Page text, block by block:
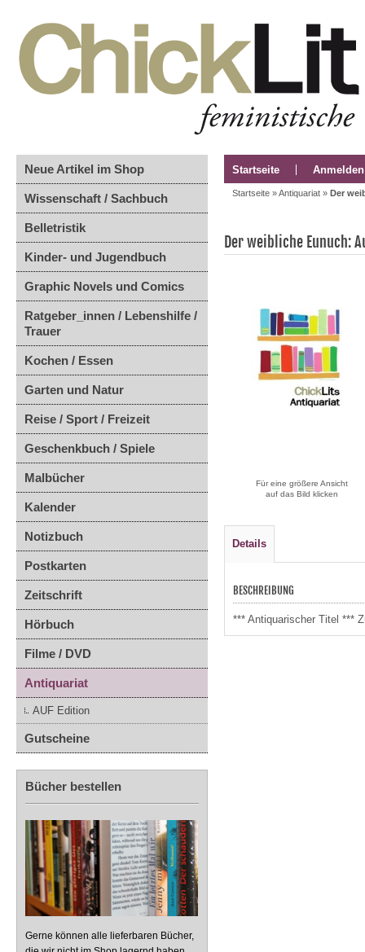
Neue Artikel im Shop
Wissenschaft / Sachbuch
Belletristik
Kinder- und Jugendbuch
Graphic Novels und Comics
Ratgeber_innen / Lebenshilfe /
Trauer
Kochen / Essen
Garten und Natur
Reise / Sport / Freizeit
Geschenkbuch / Spiele
Malbücher
Kalender
Notizbuch
Postkarten
Zeitschrift
Hörbuch
Filme / DVD
Antiquariat
AUF Edition
Gutscheine
Bücher bestellen
Gerne können alle lieferbaren Bücher,
Startseite Anmelden
Startseite »Antiquariat » Der
Der weibliche Eunuch:
Für eine größere Ansicht
auf das Bild klicken
Details
BESCHREIBUNG
*** Antiquarischer Titel ***